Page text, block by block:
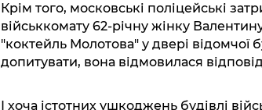
Крім того, московські поліцейські
військкомату 62-річну жінку
"коктейль Молотова" у двері відомчої
допитувати, вона відмовилася
І хоча істотних ушкоджень будівлі